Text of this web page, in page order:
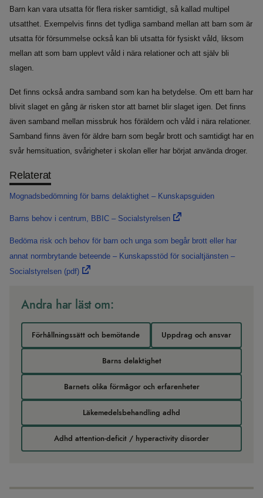
Barn kan vara utsatta för flera risker samtidigt, så kallad multipel
utsatthet. Exempelvis finns det tydliga samband mellan att barn som är
utsatta för försummelse också kan bli utsatta för fysiskt våld, liksom
mellan att som barn upplevt våld i nära relationer och att själv bli
slagen.
Det finns också andra samband som kan ha betydelse. Om ett barn har
blivit slaget en gång är risken stor att barnet blir slaget igen. Det finns
även samband mellan missbruk hos föräldern och våld i nära relationer.
Samband finns även för äldre barn som begår brott och samtidigt har en
svår hemsituation, svårigheter i skolan eller har börjat använda droger.
Relaterat
Mognadsbedömning för barns delaktighet – Kunskapsguiden
Barns behov i centrum, BBIC – Socialstyrelsen
Bedöma risk och behov för barn och unga som begår brott eller har
annat normbrytande beteende – Kunskapsstöd för socialtjänsten –
Socialstyrelsen (pdf)
Andra har läst om:
Förhållningssätt och bemötande Uppdrag och ansvar
Barns delaktighet
Barnets olika förmågor och erfarenheter
Läkemedelsbehandling adhd
Adhd attention-deficit / hyperactivity disorder